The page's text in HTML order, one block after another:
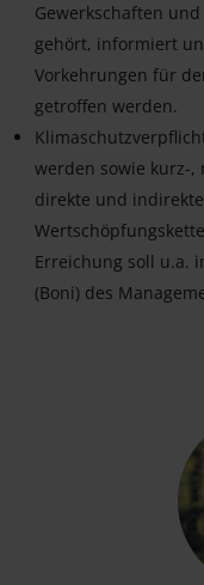
Gewerkschaften
gehört, informiert
Vorkehrungen für
getroffen werden.
werden sowie kurz-
direkte und
Erreichung soll u.a.
(Boni) des